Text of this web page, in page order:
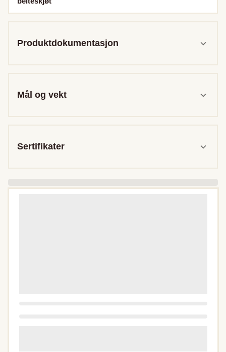
Produktdokumentasjon
Mål og vekt
Sertifikater